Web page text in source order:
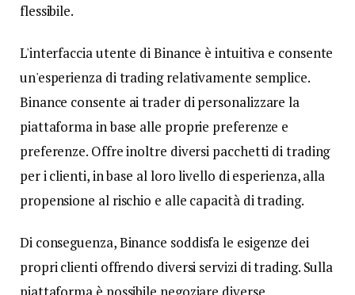
flessibile.
L'interfaccia utente di Binance è intuitiva e consente
un'esperienza di trading relativamente semplice.
Binance consente ai trader di personalizzare la
piattaforma in base alle proprie preferenze e
preferenze. Offre inoltre diversi pacchetti di trading
per i clienti, in base al loro livello di esperienza, alla
propensione al rischio e alle capacità di trading.
Di conseguenza, Binance soddisfa le esigenze dei
propri clienti offrendo diversi servizi di trading. Sulla
piattaforma è possibile negoziare diverse